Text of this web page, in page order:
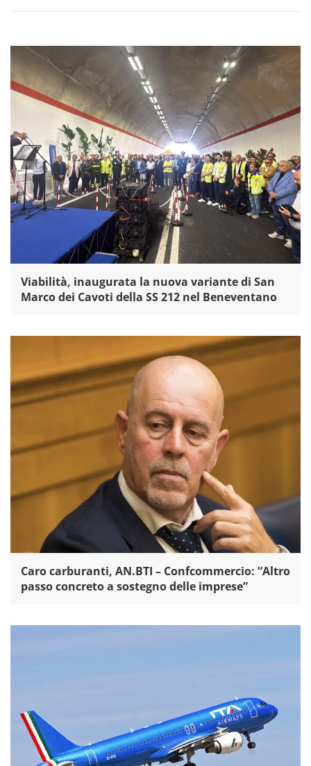
Viabilità, inaugurata la nuova variante di San
Marco dei Cavoti della SS 212 nel Beneventano
Caro carburanti, AN.BTI – Confcommercio: “Altro
passo concreto a sostegno delle imprese”